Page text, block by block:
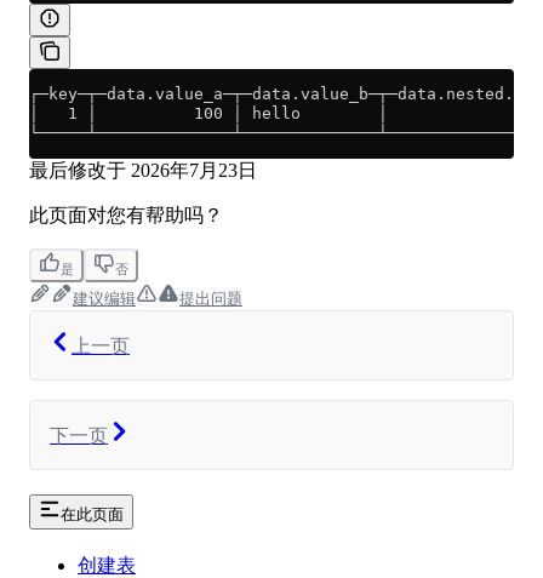
│   1 │          100 │ hello        │
最后修改于 2026年7月23日
此页面对您有帮助吗？
是 否
建议编辑 提出问题
上一页
下一页
在此页面
创建表